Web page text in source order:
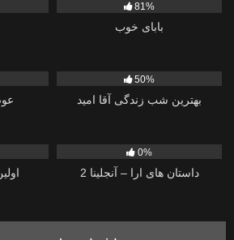
81%
بابای خوب
50%
بهترین شب زندگی آقا امید
0%
داستان های ارا – آنجلینا 2